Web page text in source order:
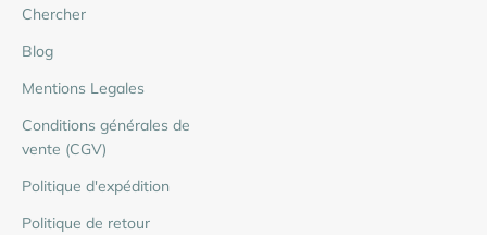
Chercher
Blog
Mentions Legales
Conditions générales de
vente (CGV)
Politique d'expédition
Politique de retour